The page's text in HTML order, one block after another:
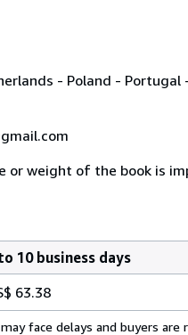
- Poland - Portugal
or weight of the book is
10 business days
63.38
face delays and buyers are